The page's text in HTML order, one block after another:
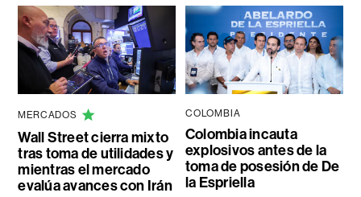
MERCADOS
Wall Street cierra mixto
tras toma de utilidades y
mientras el mercado
evalúa avances con Irán
COLOMBIA
Colombia incauta
explosivos antes de la
toma de posesión de De
la Espriella